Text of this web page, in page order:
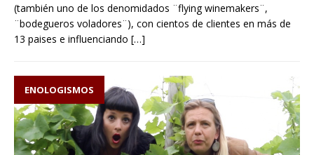
(también uno de los denomidados ¨flying winemakers¨,
¨bodegueros voladores¨), con cientos de clientes en más de
13 paises e influenciando […]
ENOLOGISMOS